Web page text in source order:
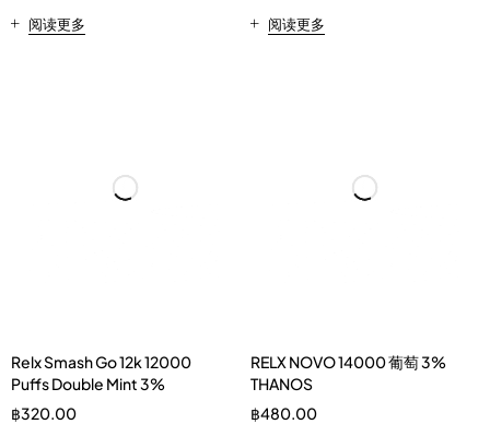
阅读更多 阅读更多
Relx Smash Go 12k 12000
Puffs Double Mint 3%
฿320.00
RELX NOVO 14000 葡萄 3%
THANOS
฿480.00